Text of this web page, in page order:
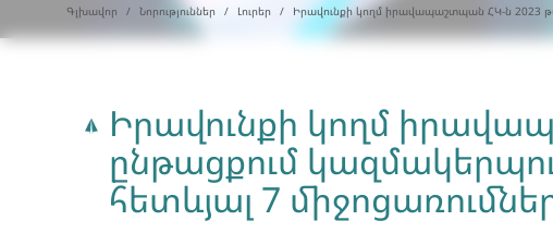
Գլխավոր Նորություններ Լուրեր Իրավունքի կողմ իրավապաշտպան ՀԿ-ն 2023
Իրավունքի կողմ
ընթացքում
հետևյալ 7